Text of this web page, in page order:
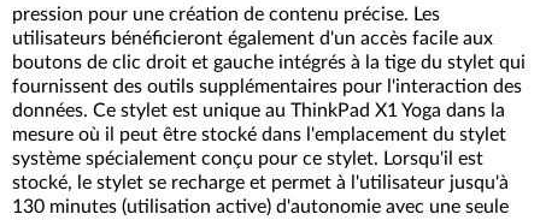
pression pour une création de contenu précise. Les
utilisateurs bénéficieront également d'un accès facile aux
boutons de clic droit et gauche intégrés à la tige du stylet qui
fournissent des outils supplémentaires pour l'interaction des
données. Ce stylet est unique au ThinkPad X1 Yoga dans la
mesure où il peut être stocké dans l'emplacement du stylet
système spécialement conçu pour ce stylet. Lorsqu'il est
stocké, le stylet se recharge et permet à l'utilisateur jusqu'à
130 minutes (utilisation active) d'autonomie avec une seule